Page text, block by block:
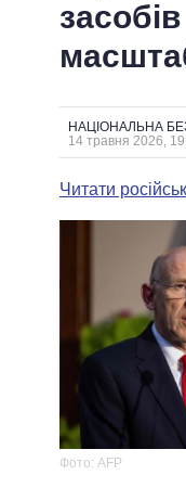
ДУМКИ
ОГЛЯДИ
УСІ ПОЛІТИКИ
ПРЕЗИДЕНТ
КАБІНЕТ
ГОЛОВИ
МЕРИ МІСТ
НАЦІОНАЛЬНА
14 травня 2026,
Читати
Фото: AFP